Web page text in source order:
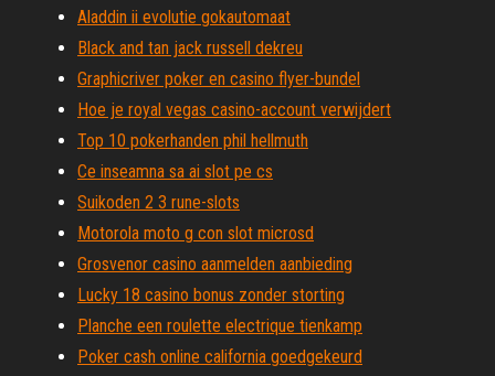
Aladdin ii evolutie gokautomaat
Black and tan jack russell dekreu
Graphicriver poker en casino flyer-bundel
Hoe je royal vegas casino-account verwijdert
Top 10 pokerhanden phil hellmuth
Ce inseamna sa ai slot pe cs
Suikoden 2 3 rune-slots
Motorola moto g con slot microsd
Grosvenor casino aanmelden aanbieding
Lucky 18 casino bonus zonder storting
Planche een roulette electrique tienkamp
Poker cash online california goedgekeurd